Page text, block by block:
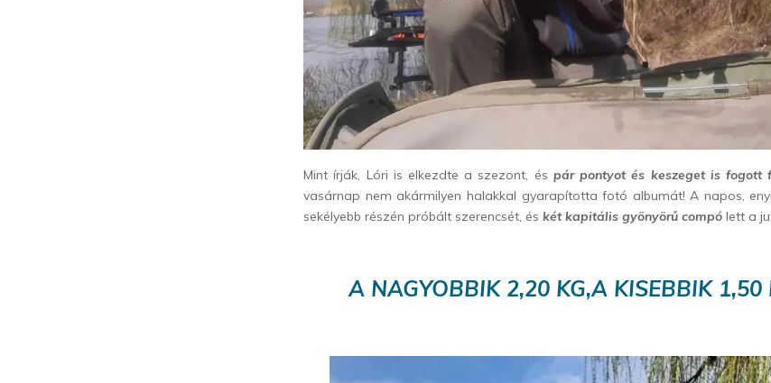
Mint írják, Lóri is elkezdte a szezont, és pár pontyot és keszeget is fogott
vasárnap nem akármilyen halakkal gyarapította fotó albumát! A napos,
sekélyebb részén próbált szerencsét, éskét kapitális gyönyörű compó lett a
A NAGYOBBIK 2,20 KG,A KISEBBIK 1,50